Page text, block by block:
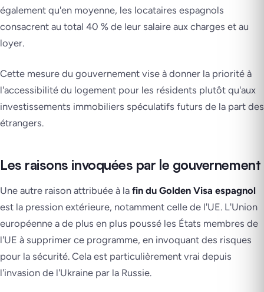
également qu'en moyenne, les locataires espagnols
consacrent au total 40 % de leur salaire aux charges et au
loyer.
Cette mesure du gouvernement vise à donner la priorité à
l'accessibilité du logement pour les résidents plutôt qu'aux
investissements immobiliers spéculatifs futurs de la part des
étrangers.
Les raisons invoquées par le gouvernement
Une autre raison attribuée à la fin du Golden Visa espagnol
est la pression extérieure, notamment celle de l'UE. L'Union
européenne a de plus en plus poussé les États membres de
l'UE à supprimer ce programme, en invoquant des risques
pour la sécurité. Cela est particulièrement vrai depuis
l'invasion de l'Ukraine par la Russie.